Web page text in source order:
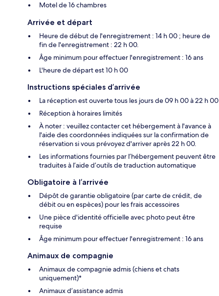
Motel de 16 chambres
Arrivée et départ
Heure de début de l'enregistrement : 14 h 00 ; heure de
fin de l'enregistrement : 22 h 00.
Âge minimum pour effectuer l'enregistrement : 16 ans
L'heure de départ est 10 h 00
Instructions spéciales d’arrivée
La réception est ouverte tous les jours de 09 h 00 à 22 h 00
Réception à horaires limités
À noter : veuillez contacter cet hébergement à l'avance à
l'aide des coordonnées indiquées sur la confirmation de
réservation si vous prévoyez d'arriver après 22 h 00.
Les informations fournies par l’hébergement peuvent être
traduites à l’aide d’outils de traduction automatique
Obligatoire à l’arrivée
Dépôt de garantie obligatoire (par carte de crédit, de
débit ou en espèces) pour les frais accessoires
Une pièce d'identité officielle avec photo peut être
requise
Âge minimum pour effectuer l'enregistrement : 16 ans
Animaux de compagnie
Animaux de compagnie admis (chiens et chats
uniquement)*
Animaux d’assistance admis